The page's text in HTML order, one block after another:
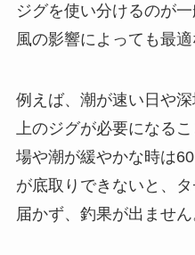
ジグを使い分けるのが
風の影響によっても最
例えば、潮が速い日や
上のジグが必要になる
場や潮が緩やかな時は
が底取りできないと、
届かず、釣果が出ません